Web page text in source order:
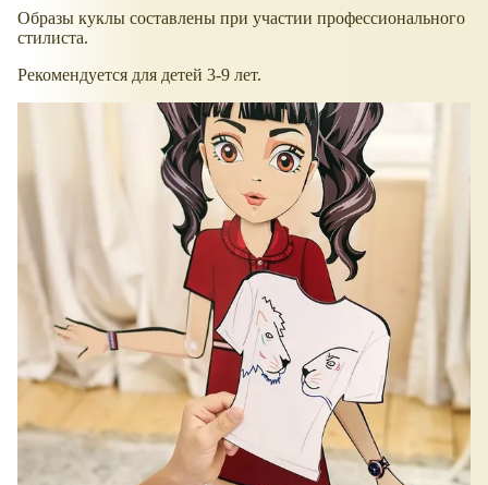
Образы куклы составлены при участии профессионального
стилиста.
Рекомендуется для детей 3-9 лет.